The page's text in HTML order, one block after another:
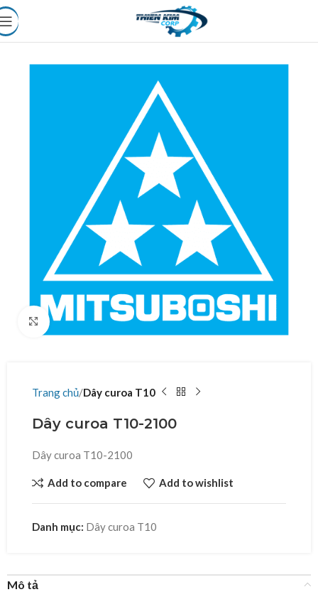
Click to enlarge
Trang chủ Dây curoa T10
Dây curoa T10-2100
Dây curoa T10-2100
Add to compare Add to wishlist
Danh mục: Dây curoa T10
Mô tả